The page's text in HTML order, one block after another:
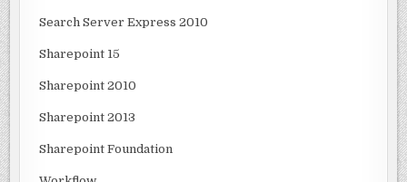
Search Server Express 2010
Sharepoint 15
Sharepoint 2010
Sharepoint 2013
Sharepoint Foundation